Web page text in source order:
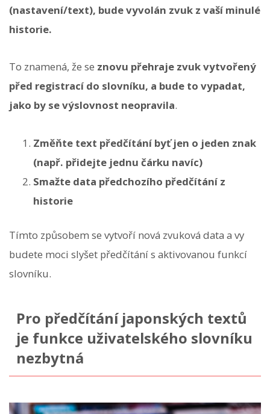
(nastavení/text), bude vyvolán zvuk z vaší minulé
historie.
To znamená, že se znovu přehraje zvuk vytvořený
před registrací do slovníku, a bude to vypadat,
jako by se výslovnost neopravila.
Změňte text předčítání byť jen o jeden znak
(např. přidejte jednu čárku navíc)
Smažte data předchozího předčítání z
historie
Tímto způsobem se vytvoří nová zvuková data a vy
budete moci slyšet předčítání s aktivovanou funkcí
slovníku.
Pro předčítání japonských textů
je funkce uživatelského slovníku
nezbytná